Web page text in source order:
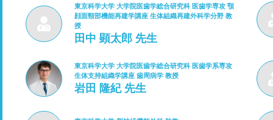
東京科学大学 大学院医歯学総合研究科 医歯学専攻 顎
顔面頸部機能再建学講座 生体組織再建外科学分野 教
授
田中 顕太郎 先生
東京科学大学 大学院医歯学総合研究科 医歯学系専攻
生体支持組織学講座 歯周病学 教授
岩田 隆紀 先生